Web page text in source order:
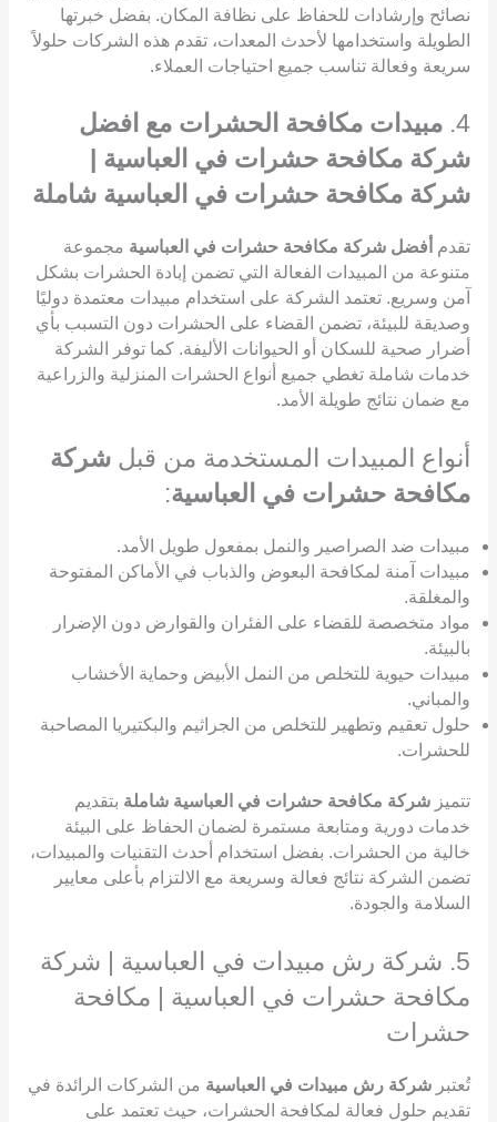
نصائح وإرشادات للحفاظ على نظافة المكان. بفضل خبرتها
الطويلة واستخدامها لأحدث المعدات، تقدم هذه الشركات حلولاً
سريعة وفعالة تناسب جميع احتياجات العملاء.
4. مبيدات مكافحة الحشرات مع افضل
شركة مكافحة حشرات في العباسية |
شركة مكافحة حشرات في العباسية شاملة
تقدم أفضل شركة مكافحة حشرات في العباسية مجموعة
متنوعة من المبيدات الفعالة التي تضمن إبادة الحشرات بشكل
آمن وسريع. تعتمد الشركة على استخدام مبيدات معتمدة دوليًا
وصديقة للبيئة، تضمن القضاء على الحشرات دون التسبب بأي
أضرار صحية للسكان أو الحيوانات الأليفة. كما توفر الشركة
خدمات شاملة تغطي جميع أنواع الحشرات المنزلية والزراعية
مع ضمان نتائج طويلة الأمد.
أنواع المبيدات المستخدمة من قبل شركة
مكافحة حشرات في العباسية:
مبيدات ضد الصراصير والنمل بمفعول طويل الأمد.
مبيدات آمنة لمكافحة البعوض والذباب في الأماكن المفتوحة
والمغلقة.
مواد متخصصة للقضاء على الفئران والقوارض دون الإضرار
بالبيئة.
مبيدات حيوية للتخلص من النمل الأبيض وحماية الأخشاب
والمباني.
حلول تعقيم وتطهير للتخلص من الجراثيم والبكتيريا المصاحبة
للحشرات.
تتميز شركة مكافحة حشرات في العباسية شاملة بتقديم
خدمات دورية ومتابعة مستمرة لضمان الحفاظ على البيئة
خالية من الحشرات. بفضل استخدام أحدث التقنيات والمبيدات،
تضمن الشركة نتائج فعالة وسريعة مع الالتزام بأعلى معايير
السلامة والجودة.
5. شركة رش مبيدات في العباسية | شركة
مكافحة حشرات في العباسية | مكافحة
حشرات
تُعتبر شركة رش مبيدات في العباسية من الشركات الرائدة في
تقديم حلول فعالة لمكافحة الحشرات، حيث تعتمد على